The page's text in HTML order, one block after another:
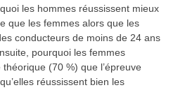
les hommes réussissent mieux
que les femmes alors que les
conducteurs de moins de 24 ans
pourquoi les femmes
(70 %) que l’épreuve
réussissent bien les